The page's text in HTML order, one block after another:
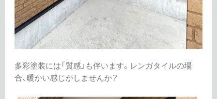
多彩塗装には「質感」も伴います。レンガタイルの場
合、暖かい感じがしませんか？